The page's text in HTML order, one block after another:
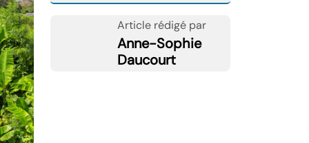
Article rédigé par
Anne-Sophie
Daucourt